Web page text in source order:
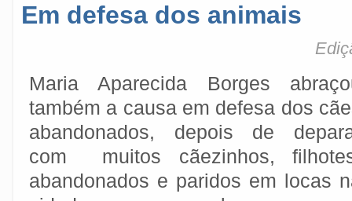
Em defesa dos animais
Maria Aparecida Borges
também a causa em defesa dos
abandonados, depois de
com muitos cãezinhos,
abandonados e paridos em locas